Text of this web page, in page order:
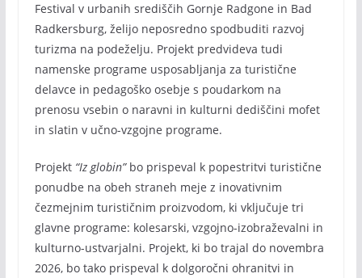
Festival v urbanih središčih Gornje Radgone in Bad
Radkersburg, želijo neposredno spodbuditi razvoj
turizma na podeželju. Projekt predvideva tudi
namenske programe usposabljanja za turistične
delavce in pedagoško osebje s poudarkom na
prenosu vsebin o naravni in kulturni dediščini mofet
in slatin v učno-vzgojne programe.
Projekt “Iz globin”bo prispeval k popestritvi turistične
ponudbe na obeh straneh meje z inovativnim
čezmejnim turističnim proizvodom, ki vključuje tri
glavne programe: kolesarski, vzgojno-izobraževalni in
kulturno-ustvarjalni. Projekt, ki bo trajal do novembra
2026, bo tako prispeval k dolgoročni ohranitvi in